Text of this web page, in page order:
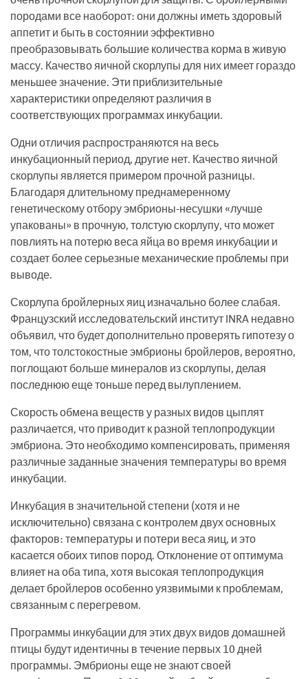
породами все наоборот: они должны иметь здоровый
аппетит и быть в состоянии эффективно
преобразовывать большие количества корма в живую
массу. Качество яичной скорлупы для них имеет гораздо
меньшее значение. Эти приблизительные
характеристики определяют различия в
соответствующих программах инкубации.
Одни отличия распространяются на весь
инкубационный период, другие нет. Качество яичной
скорлупы является примером прочной разницы.
Благодаря длительному преднамеренному
генетическому отбору эмбрионы-несушки «лучше
упакованы» в прочную, толстую скорлупу, что может
повлиять на потерю веса яйца во время инкубации и
создает более серьезные механические проблемы при
выводе.
Скорлупа бройлерных яиц изначально более слабая.
Французский исследовательский институт INRA недавно
объявил, что будет дополнительно проверять гипотезу о
том, что толстокостные эмбрионы бройлеров, вероятно,
поглощают больше минералов из скорлупы, делая
последнюю еще тоньше перед вылуплением.
Скорость обмена веществ у разных видов цыплят
различается, что приводит к разной теплопродукции
эмбриона. Это необходимо компенсировать, применяя
различные заданные значения температуры во время
инкубации.
Инкубация в значительной степени (хотя и не
исключительно) связана с контролем двух основных
факторов: температуры и потери веса яиц, и это
касается обоих типов пород. Отклонение от оптимума
влияет на оба типа, хотя высокая теплопродукция
делает бройлеров особенно уязвимыми к проблемам,
связанным с перегревом.
Программы инкубации для этих двух видов домашней
птицы будут идентичны в течение первых 10 дней
программы. Эмбрионы еще не знают своей